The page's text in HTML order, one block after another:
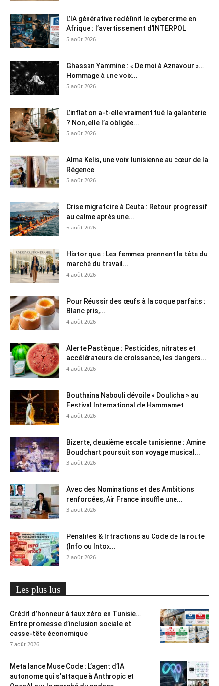
L’IA générative redéfinit le cybercrime en
Afrique : l’avertissement d’INTERPOL
5 août 2026
Ghassan Yammine : « De moi à Aznavour »…
Hommage à une voix...
5 août 2026
L’inflation a-t-elle vraiment tué la galanterie
? Non, elle l’a obligée...
5 août 2026
Alma Kelis, une voix tunisienne au cœur de la
Régence
5 août 2026
Crise migratoire à Ceuta : Retour progressif
au calme après une...
5 août 2026
Historique : Les femmes prennent la tête du
marché du travail...
4 août 2026
Pour Réussir des œufs à la coque parfaits :
Blanc pris,...
4 août 2026
Alerte Pastèque : Pesticides, nitrates et
accélérateurs de croissance, les dangers...
4 août 2026
Bouthaina Nabouli dévoile « Doulicha » au
Festival International de Hammamet
4 août 2026
Bizerte, deuxième escale tunisienne : Amine
Boudchart poursuit son voyage musical...
3 août 2026
Avec des Nominations et des Ambitions
renforcées, Air France insuffle une...
3 août 2026
Pénalités & Infractions au Code de la route
(Info ou Intox...
2 août 2026
Les plus lus
Crédit d’honneur à taux zéro en Tunisie…
Entre promesse d’inclusion sociale et
casse-tête économique
7 août 2026
Meta lance Muse Code : L’agent d’IA
autonome qui s’attaque à Anthropic et